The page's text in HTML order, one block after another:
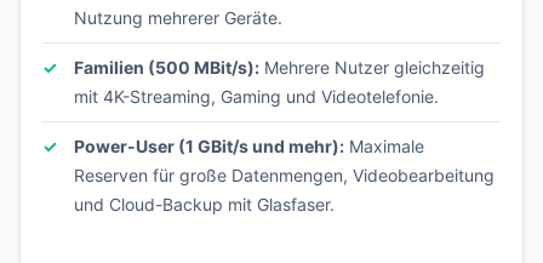
Nutzung mehrerer Geräte.
Familien (500 MBit/s): Mehrere Nutzer gleichzeitig
mit 4K-Streaming, Gaming und Videotelefonie.
Power-User (1 GBit/s und mehr): Maximale
Reserven für große Datenmengen, Videobearbeitung
und Cloud-Backup mit Glasfaser.